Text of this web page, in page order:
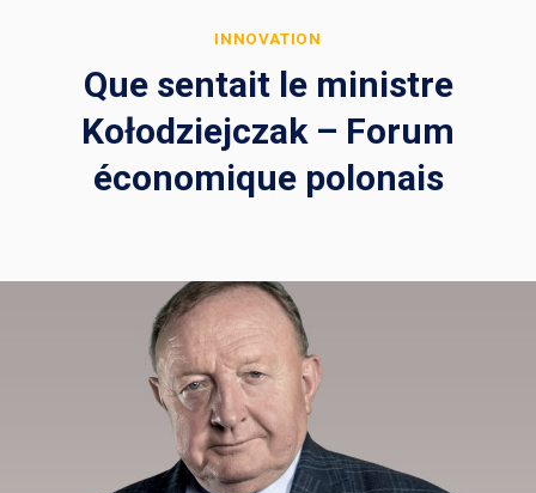
INNOVATION
Que sentait le ministre
Kołodziejczak – Forum
économique polonais